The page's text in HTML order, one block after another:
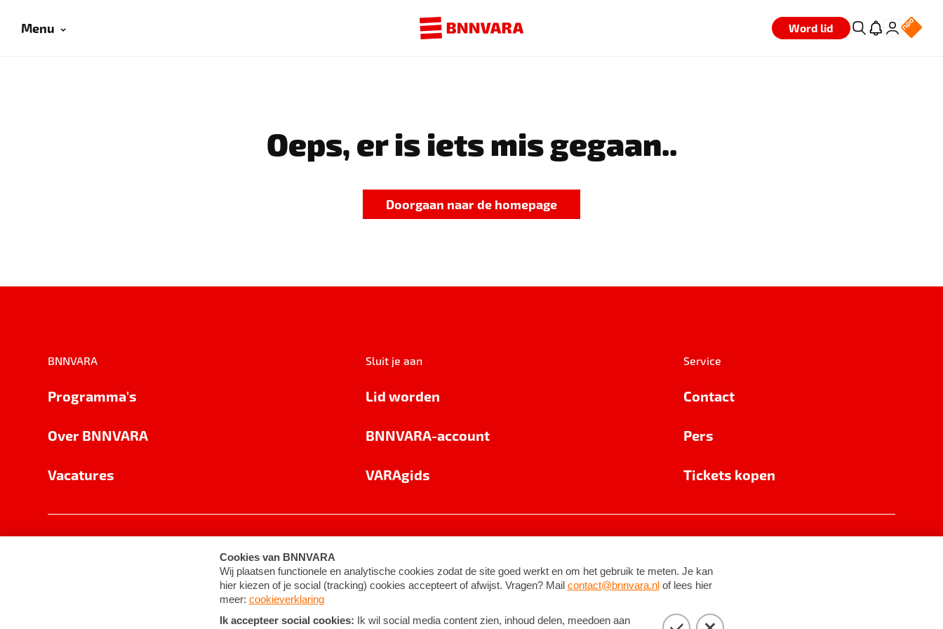
Menu Word lid
Oeps, er is iets mis gegaan..
Doorgaan naar de homepage
BNNVARA
Programma's
Over BNNVARA
Vacatures
Sluit je aan
Lid worden
BNNVARA-account
VARAgids
Service
Contact
Pers
Tickets kopen
Cookie-instellingen Algemene voorwaarden ©2026BNNVARA